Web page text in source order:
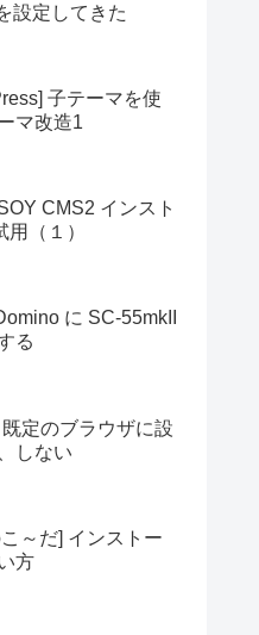
設定してきた
子テーマを使
マ改造1
CMS2 インスト
用（１）
に SC-55mkII
る
定のブラウザに設
しない
～だ] インストー
方